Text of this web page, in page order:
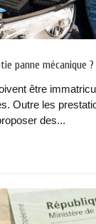
panne mécanique ?
être
Outre les
des...